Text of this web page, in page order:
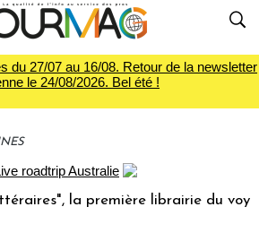
du 27/07 au 16/08. Retour de la newsletter
le 24/08/2026. Bel été !
première librairie du voyage Le